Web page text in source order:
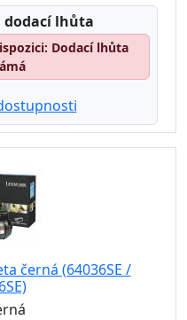
dodací lhůta
Dodací lhůta
černá (64036SE /